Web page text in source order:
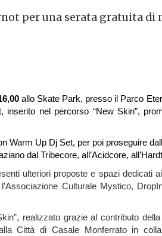
per una serata gratuita di
allo Skate Park, presso il Parco
inserito nel percorso “New Skin”,
Warm Up Dj Set, per poi proseguire
dal Tribecore, all’Acidcore,
ulteriori proposte e spazi dedicati
Culturale Mystico,
realizzato grazie al contributo
Città di Casale Monferrato in